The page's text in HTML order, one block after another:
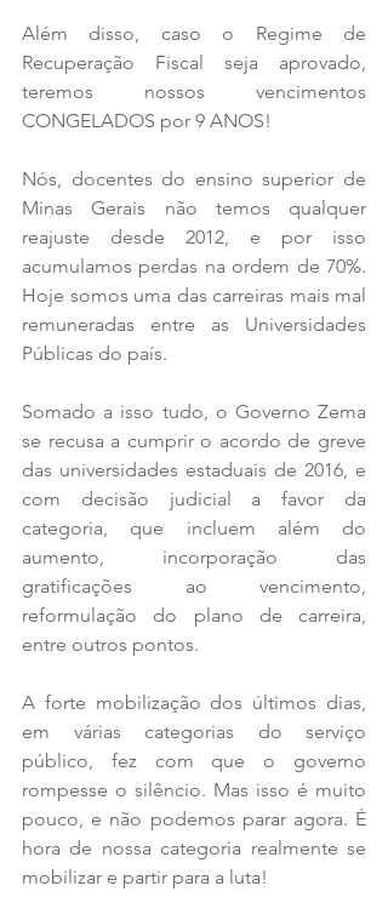
Além disso, caso o Regime de
Recuperação Fiscal seja aprovado,
teremos nossos vencimentos
CONGELADOS por 9 ANOS!
Nós, docentes do ensino superior de
Minas Gerais não temos qualquer
reajuste desde 2012, e por isso
acumulamos perdas na ordem de 70%.
Hoje somos uma das carreiras mais mal
remuneradas entre as Universidades
Públicas do país.
Somado a isso tudo, o Governo Zema
se recusa a cumprir o acordo de greve
das universidades estaduais de 2016, e
com decisão judicial a favor da
categoria, que incluem além do
aumento, incorporação das
gratificações ao vencimento,
reformulação do plano de carreira,
entre outros pontos.
A forte mobilização dos últimos dias,
em várias categorias do serviço
público, fez com que o governo
rompesse o silêncio. Mas isso é muito
pouco, e não podemos parar agora. É
hora de nossa categoria realmente se
mobilizar e partir para a luta!